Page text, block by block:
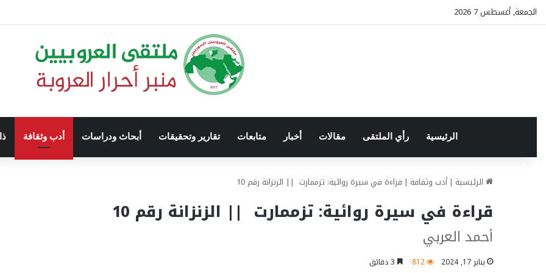
الجمعة, أغسطس 7 2026
الرئيسية رأي الملتقى مقالات أخبار متابعات تقارير وتحقيقات أبحاث ودراسات أدب وثقافة
الرئيسية | أدب وثقافة | قراءة في سيرة روائية: تزممارت || الزنزانة رقم 10
قراءة في سيرة روائية: تزممارت || الزنزانة رقم 10
أحمد العربي
يناير 17, 2024 812